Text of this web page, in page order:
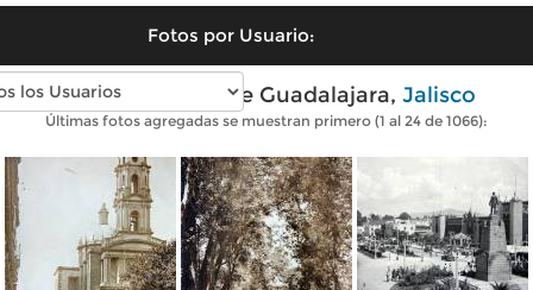
Fotos por Usuario:
Fotos antiguas de Guadalajara, Jalisco
Últimas fotos agregadas se muestran primero (1 al 24 de 1066):